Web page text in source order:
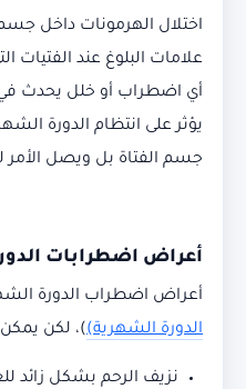
اختلال الهرمونات داخل
علامات البلوغ عند
أي اضطراب أو خلل يحدث في
يؤثر على انتظام الدورة
جسم الفتاة بل ويصل الأمر
أعراض اضطرابات
أعراض اضطراب الدورة
الدورة الشهرية))، لكن
نزيف الرحم بشكل زائد